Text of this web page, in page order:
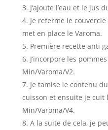
J’ajoute l’eau et le jus
Je referme le
met en place le Varoma.
Première recette anti
J’incorpore les
Min/Varoma/V2.
Je tamise le contenu
cuisson et ensuite je
Min/Varoma/V4.
A la suite de cela, je